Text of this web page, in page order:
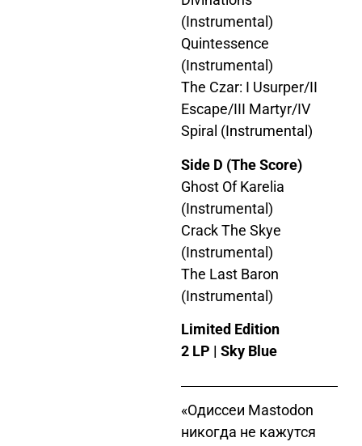
(Instrumental)
Quintessence
(Instrumental)
The Czar: I Usurper/II
Escape/III Martyr/IV
Spiral (Instrumental)
Side D (The Score)
Ghost Of Karelia
(Instrumental)
Crack The Skye
(Instrumental)
The Last Baron
(Instrumental)
Limited Edition
2 LP | Sky Blue
«Одиссеи Mastodon
никогда не кажутся